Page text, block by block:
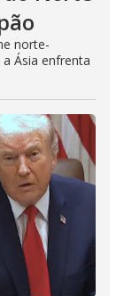
norte-
Ásia enfrenta